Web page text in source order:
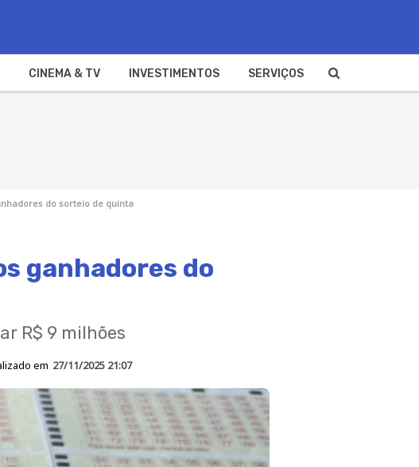
CINEMA & TV INVESTIMENTOS SERVIÇOS
do sorteio de quinta
ganhadores do
R$ 9 milhões
em 27/11/2025 21:07